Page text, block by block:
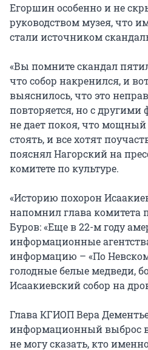
Егоршин особенно и не
руководством музея, что
стали источником
«Вы помните скандал
что собор накренился, и
выяснилось, что это
повторяется, но с
не дает покоя, что
стоять, и все хотят
пояснял Нагорский на
комитете по культуре.
«Историю похорон
напомнил глава комитета
Буров: «Еще в 22-м году
информационные
информацию – «По
голодные белые медведи,
Исаакиевский собор на
Глава КГИОП Вера
информационный выброс
не могу сказать, кто